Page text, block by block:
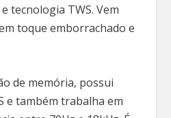
tecnologia TWS. Vem
toque emborrachado e
de memória, possui
e também trabalha em